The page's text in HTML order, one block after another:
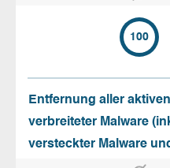
100
Entfernung aller
verbreiteter Malware
versteckter Malware